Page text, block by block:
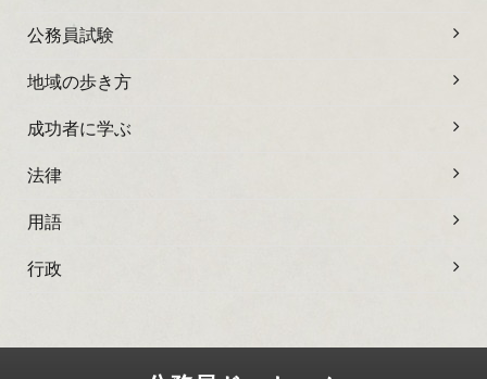
公務員試験
地域の歩き方
成功者に学ぶ
法律
用語
行政